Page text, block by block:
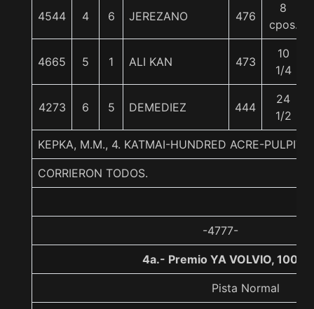
4544 4 6 JEREZANO 476
8
cpos.
4665 5 1 ALI KAN 473
10
1/4
4273 6 5 DEMEDIEZ 444
24
1/2
KEPKA, M.M., 4. KATMAI-HUNDRED ACRE-PULPIT
CORRIERON TODOS.
-4777-
4a.- Premio YA VOLVIO, 1000
Pista Normal